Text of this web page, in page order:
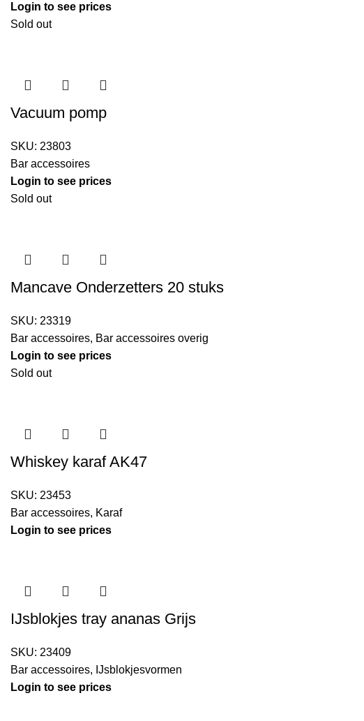
Login to see prices
Sold out
Vacuum pomp
SKU: 23803
Bar accessoires
Login to see prices
Sold out
Mancave Onderzetters 20 stuks
SKU: 23319
Bar accessoires, Bar accessoires overig
Login to see prices
Sold out
Whiskey karaf AK47
SKU: 23453
Bar accessoires, Karaf
Login to see prices
IJsblokjes tray ananas Grijs
SKU: 23409
Bar accessoires, IJsblokjesvormen
Login to see prices